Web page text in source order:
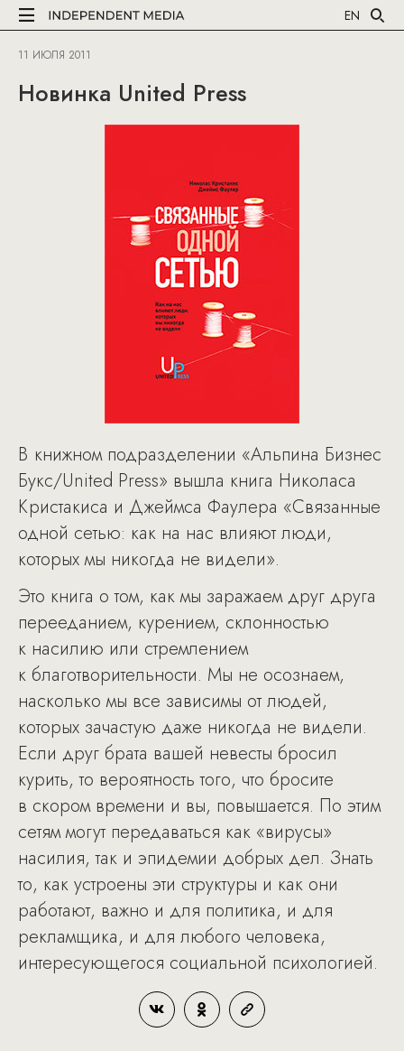
EN
11 ИЮЛЯ 2011
Новинка United Press
В книжном подразделении «Альпина Бизнес
Букс/United Press» вышла книга Николаса
Кристакиса и Джеймса Фаулера «Связанные
одной сетью: как на нас влияют люди,
которых мы никогда не видели».
Это книга о том, как мы заражаем друг друга
перееданием, курением, склонностью
к насилию или стремлением
к благотворительности. Мы не осознаем,
насколько мы все зависимы от людей,
которых зачастую даже никогда не видели.
Если друг брата вашей невесты бросил
курить, то вероятность того, что бросите
в скором времени и вы, повышается. По этим
сетям могут передаваться как «вирусы»
насилия, так и эпидемии добрых дел. Знать
то, как устроены эти структуры и как они
работают, важно и для политика, и для
рекламщика, и для любого человека,
интересующегося социальной психологией.